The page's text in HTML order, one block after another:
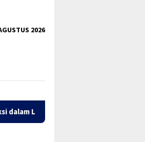
2026
Narkoba Digagalkan TNI AL di